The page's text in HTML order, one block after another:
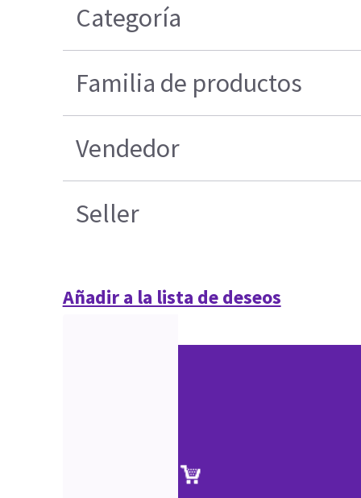
Categoría
Familia de productos
Vendedor
Seller
Añadir a la lista de deseos